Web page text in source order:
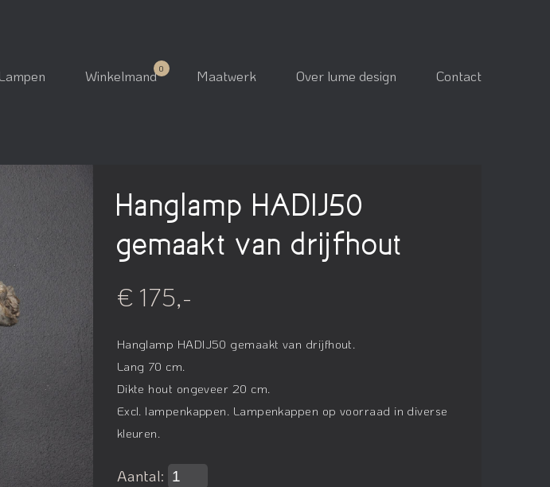
Lampen Winkelmand Maatwerk Over lume design Contact
Hanglamp HADIJ50
gemaakt van drijfhout
€ 175,-
Hanglamp HADIJ50 gemaakt van drijfhout.
Lang 70 cm.
Dikte hout ongeveer 20 cm.
Excl. lampenkappen. Lampenkappen op voorraad in diverse
kleuren.
Aantal: